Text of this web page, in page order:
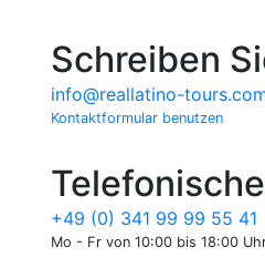
Schreiben
info@reallatino-
Kontaktformular benutzen
+49 (0) 341 99 99 55 41
Mo - Fr von 10:00 bis 18:00